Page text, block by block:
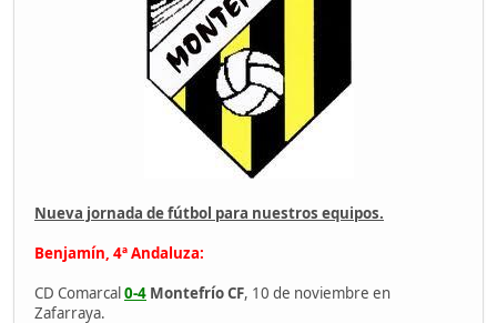
Nueva jornada de fútbol para nuestros equipos.
Benjamín, 4ª Andaluza:
CD Comarcal0-4 Montefrío CF, 10 de noviembre en
Zafarraya.